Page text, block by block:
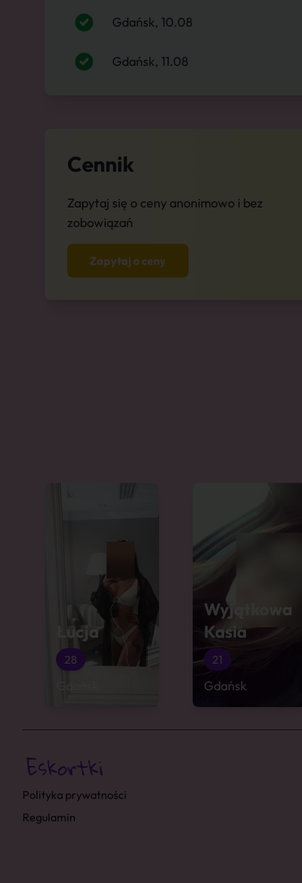
Gdańsk, 10.08
Gdańsk, 11.08
Cennik
Zapytaj się o ceny anonimowo i bez
zobowiązań
Zapytaj o ceny
Łucja
28
Wyjątkowa
Kasia
21
Gdańsk
Polityka prywatności
Regulamin